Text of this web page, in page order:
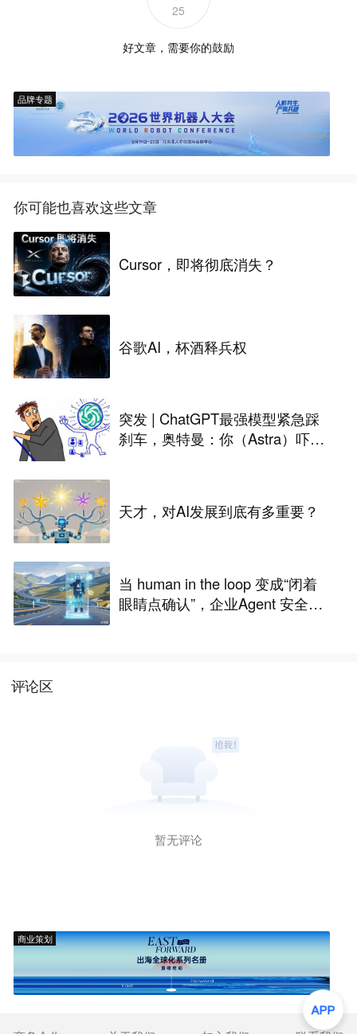
25
好文章，需要你的鼓励
品牌专题
你可能也喜欢这些文章
Cursor，即将彻底消失？
谷歌AI，杯酒释兵权
突发 | ChatGPT最强模型紧急踩
刹车，奥特曼：你（Astra）吓到
天才，对AI发展到底有多重要？
当 human in the loop 变成“闭着
眼睛点确认”，企业Agent 安全还
评论区
暂无评论
商业策划